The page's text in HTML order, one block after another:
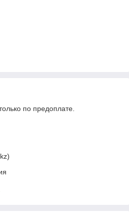
по предоплате.